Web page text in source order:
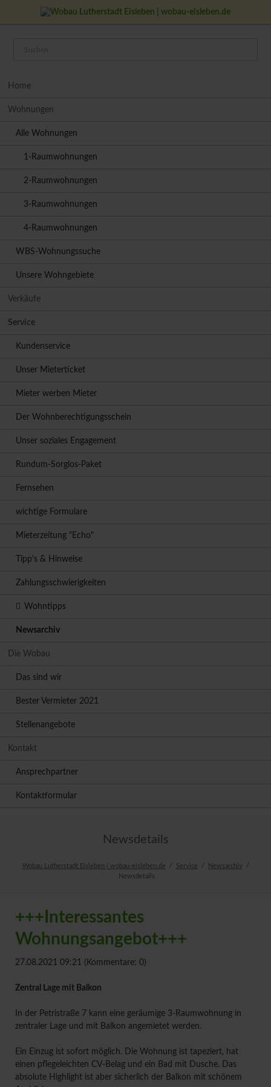
Home
Wohnungen
Alle Wohnungen
1-Raumwohnungen
2-Raumwohnungen
3-Raumwohnungen
4-Raumwohnungen
WBS-Wohnungssuche
Unsere Wohngebiete
Verkäufe
Service
Kundenservice
Unser Mieterticket
Mieter werben Mieter
Der Wohnberechtigungsschein
Unser soziales Engagement
Rundum-Sorglos-Paket
Fernsehen
wichtige Formulare
Mieterzeitung "Echo"
Tipp's & Hinweise
Zahlungsschwierigkeiten
Wohntipps
Newsarchiv
Die Wobau
Das sind wir
Bester Vermieter 2021
Stellenangebote
Kontakt
Ansprechpartner
Kontaktformular
Newsdetails
Wobau Lutherstadt Eisleben | wobau-eisleben.de Service
Newsarchiv
Newsdetails
+++Interessantes
Wohnungsangebot+++
27.08.2021 09:21 (Kommentare: 0)
Zentral Lage mit Balkon
In der Petristraße 7 kann eine geräumige 3-Raumwohnung in
zentraler Lage und mit Balkon angemietet werden.
Ein Einzug ist sofort möglich. Die Wohnung ist tapeziert, hat
einen pflegeleichten CV-Belag und ein Bad mit Dusche. Das
absolute Highlight ist aber sicherlich der Balkon mit schönem